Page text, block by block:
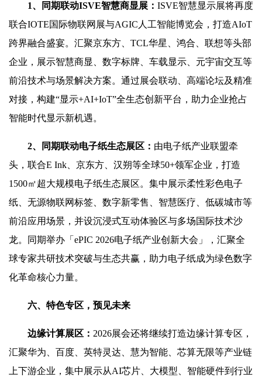
1、同期联动ISVE智慧商显展： ISVE智慧显示展将再度
联合IOTE国际物联网展与AGIC人工智能博览会，打造AIoT
跨界融合盛宴。汇聚京东方、TCL华星、鸿合、联想等头部
企业，展示智慧商显、数字标牌、车载显示、元宇宙交互等
前沿技术与场景解决方案。通过展会联动、高端论坛及精准
对接，构建“显示+AI+IoT”全生态创新平台，助力企业抢占
智能时代显示新机遇。
2、同期联动电子纸生态展区： 由电子纸产业联盟牵
头，联合E Ink、京东方、汉朔等全球50+领军企业，打造
1500㎡超大规模电子纸生态展区。集中展示柔性彩色电子
纸、无源物联网标签、数字新零售、智慧医疗、低碳城市等
前沿应用场景，并设沉浸式互动体验区与多场国际技术沙
龙。同期举办「ePIC 2026电子纸产业创新大会」，汇聚全
球专家共研技术突破与生态共赢，助力电子纸成为绿色数字
化革命核心力量。
六、特色专区，预见未来
边缘计算展区 ： 2026展会还将继续打造边缘计算专区，
汇聚华为、百度、英特灵达、慧为智能、芯算无限等产业链
上下游企业，集中展示从AI芯片、大模型、智能硬件到行业